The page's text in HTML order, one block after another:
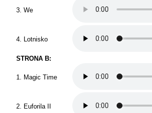
3. We
4. Lotnisko
STRONA B:
1. Magic Time
2. Euforila II